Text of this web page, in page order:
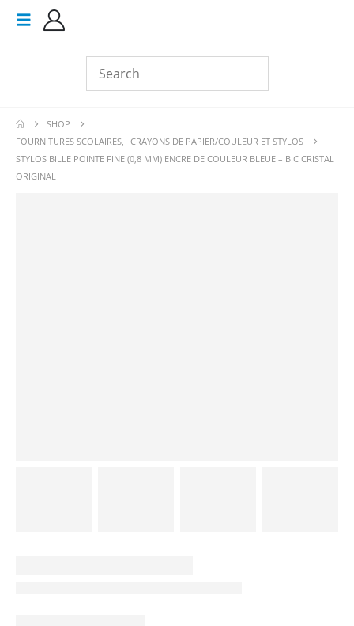
SHOP
FOURNITURES SCOLAIRES, CRAYONS DE PAPIER/COULEUR ET STYLOS
STYLOS BILLE POINTE FINE (0,8 MM) ENCRE DE COULEUR BLEUE – BIC CRISTAL
ORIGINAL